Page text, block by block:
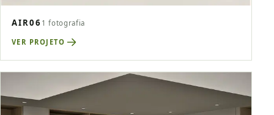
AIR06 1 fotografia
VER PROJETO